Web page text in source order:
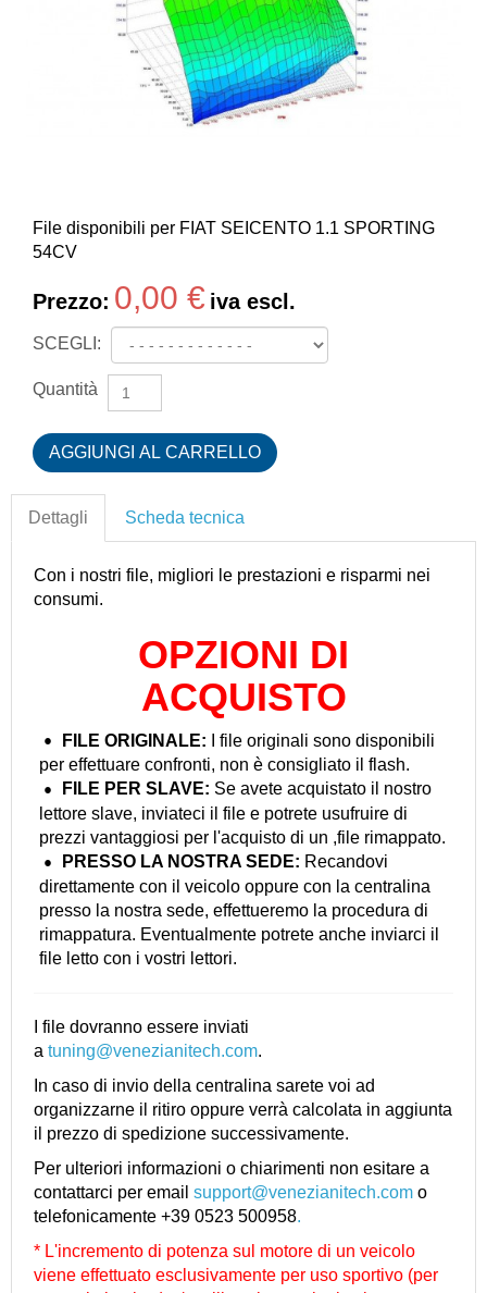
File disponibili per FIAT SEICENTO 1.1 SPORTING
54CV
Prezzo: 0,00 € iva escl.
SCEGLI:
Quantità
Dettagli Scheda tecnica
Con i nostri file, migliori le prestazioni e risparmi nei
consumi.
OPZIONI DI
ACQUISTO
FILE ORIGINALE:
I file originali sono disponibili
per effettuare confronti, non è consigliato il flash.
FILE PER SLAVE: Se avete acquistato il nostro
lettore slave, inviateci il file e potrete usufruire di
prezzi vantaggiosi per l'acquisto di un ,file rimappato.
PRESSO LA NOSTRA SEDE: Recandovi
direttamente con il veicolo oppure con la centralina
presso la nostra sede, effettueremo la procedura di
rimappatura. Eventualmente potrete anche inviarci il
file letto con i vostri lettori.
I file dovranno essere inviati
a tuning@venezianitech.com.
In caso di invio della centralina sarete voi ad
organizzarne il ritiro oppure verrà calcolata in aggiunta
il prezzo di spedizione successivamente.
Per ulteriori informazioni o chiarimenti non esitare a
contattarci per email support@venezianitech.com o
telefonicamente +39 0523 500958.
* L'incremento di potenza sul motore di un veicolo
viene effettuato esclusivamente per uso sportivo (per